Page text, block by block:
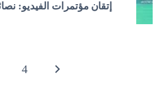
إتقان مؤتمرات الفيديو:
4